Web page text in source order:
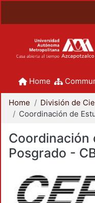
Home
Home
Coordinación
Posgrado -